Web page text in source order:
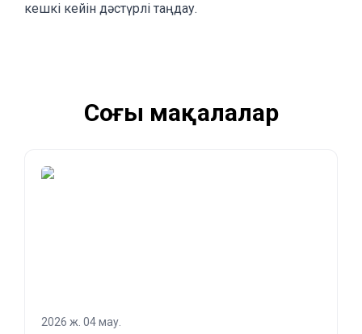
кешкі кейін дәстүрлі таңдау.
Соңғы мақалалар
2026 ж. 04 мау.